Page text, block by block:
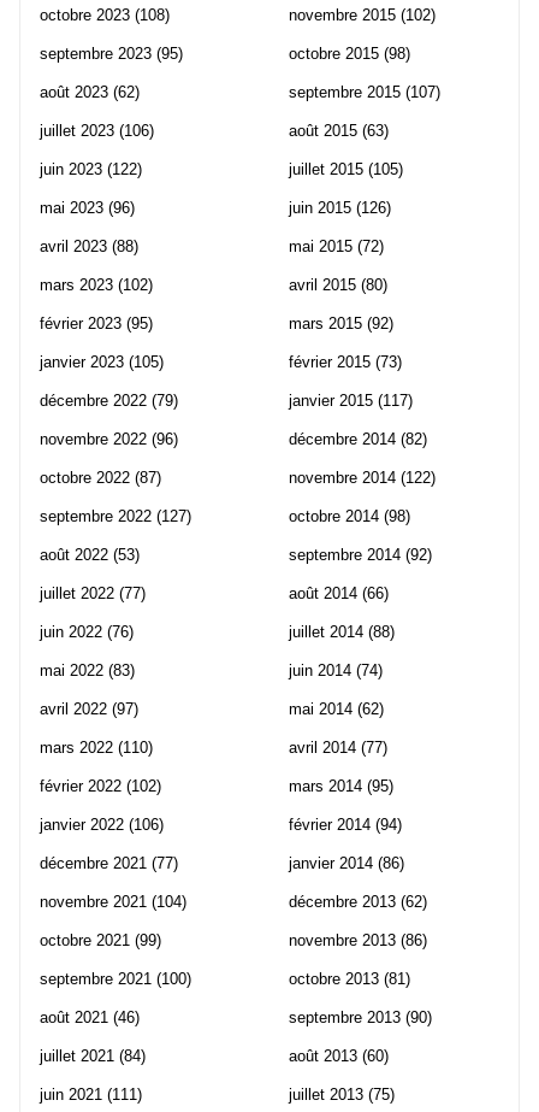
octobre 2023 (108)
septembre 2023 (95)
août 2023 (62)
juillet 2023 (106)
juin 2023 (122)
mai 2023 (96)
avril 2023 (88)
mars 2023 (102)
février 2023 (95)
janvier 2023 (105)
décembre 2022 (79)
novembre 2022 (96)
octobre 2022 (87)
septembre 2022 (127)
août 2022 (53)
juillet 2022 (77)
juin 2022 (76)
mai 2022 (83)
avril 2022 (97)
mars 2022 (110)
février 2022 (102)
janvier 2022 (106)
décembre 2021 (77)
novembre 2021 (104)
octobre 2021 (99)
septembre 2021 (100)
août 2021 (46)
juillet 2021 (84)
juin 2021 (111)
novembre 2015 (102)
octobre 2015 (98)
septembre 2015 (107)
août 2015 (63)
juillet 2015 (105)
juin 2015 (126)
mai 2015 (72)
avril 2015 (80)
mars 2015 (92)
février 2015 (73)
janvier 2015 (117)
décembre 2014 (82)
novembre 2014 (122)
octobre 2014 (98)
septembre 2014 (92)
août 2014 (66)
juillet 2014 (88)
juin 2014 (74)
mai 2014 (62)
avril 2014 (77)
mars 2014 (95)
février 2014 (94)
janvier 2014 (86)
décembre 2013 (62)
novembre 2013 (86)
octobre 2013 (81)
septembre 2013 (90)
août 2013 (60)
juillet 2013 (75)